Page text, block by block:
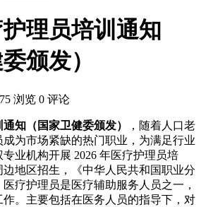
理员培训通知
颁发）
浏览 0 评论
知（国家卫健委颁发）
，随着人口老
为市场紧缺的热门职业，为满足行业
业机构开展 2026 年医疗护理员培
地区招生，《中华人民共和国职业分
疗护理员是医疗辅助服务人员之一，
。主要包括在医务人员的指导下，对